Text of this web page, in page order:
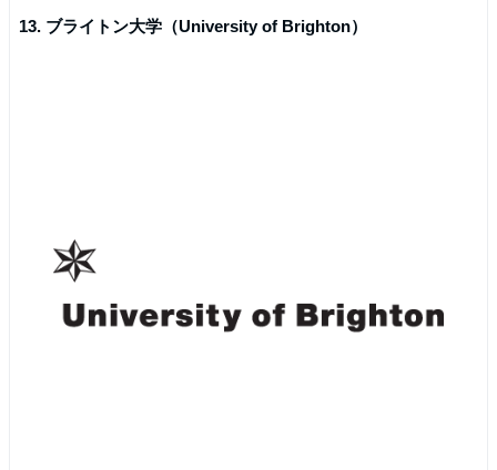
13. ブライトン大学（University of Brighton）